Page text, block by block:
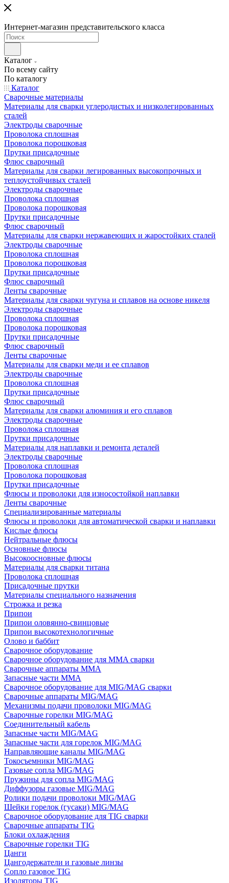
Интернет-магазин представительского класса
Каталог
По всему сайту
По каталогу
Каталог
Сварочные материалы
Материалы для сварки углеродистых и низколегированных
сталей
Электроды сварочные
Проволока сплошная
Проволока порошковая
Прутки присадочные
Флюс сварочный
Материалы для сварки легированных высокопрочных и
теплоустойчивых сталей
Электроды сварочные
Проволока сплошная
Проволока порошковая
Прутки присадочные
Флюс сварочный
Материалы для сварки нержавеющих и жаростойких сталей
Электроды сварочные
Проволока сплошная
Проволока порошковая
Прутки присадочные
Флюс сварочный
Ленты сварочные
Материалы для сварки чугуна и сплавов на основе никеля
Электроды сварочные
Проволока сплошная
Проволока порошковая
Прутки присадочные
Флюс сварочный
Ленты сварочные
Материалы для сварки меди и ее сплавов
Электроды сварочные
Проволока сплошная
Прутки присадочные
Флюс сварочный
Материалы для сварки алюминия и его сплавов
Электроды сварочные
Проволока сплошная
Прутки присадочные
Материалы для наплавки и ремонта деталей
Электроды сварочные
Проволока сплошная
Проволока порошковая
Прутки присадочные
Флюсы и проволоки для износостойкой наплавки
Ленты сварочные
Специализированные материалы
Флюсы и проволоки для автоматической сварки и наплавки
Кислые флюсы
Нейтральные флюсы
Основные флюсы
Высокоосновные флюсы
Материалы для сварки титана
Проволока сплошная
Присадочные прутки
Материалы специального назначения
Строжка и резка
Припои
Припои оловянно-свинцовые
Припои высокотехнологичные
Олово и баббит
Сварочное оборудование
Сварочное оборудование для MMA сварки
Сварочные аппараты MMA
Запасные части MMA
Сварочное оборудование для MIG/MAG сварки
Сварочные аппараты MIG/MAG
Механизмы подачи проволоки MIG/MAG
Сварочные горелки MIG/MAG
Соединительный кабель
Запасные части MIG/MAG
Запасные части для горелок MIG/MAG
Направляющие каналы MIG/MAG
Токосъемники MIG/MAG
Газовые сопла MIG/MAG
Пружины для сопла MIG/MAG
Диффузоры газовые MIG/MAG
Ролики подачи проволоки MIG/MAG
Шейки горелок (гусаки) MIG/MAG
Сварочное оборудование для TIG сварки
Сварочные аппараты TIG
Блоки охлаждения
Сварочные горелки TIG
Цанги
Цангодержатели и газовые линзы
Сопло газовое TIG
Изоляторы TIG